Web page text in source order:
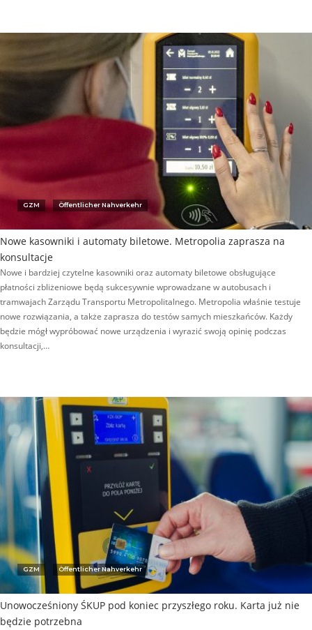
GZM Öffentlicher Nahverkehr
Nowe kasowniki i automaty biletowe. Metropolia zaprasza na
konsultacje
Nowe i bardziej czytelne kasowniki oraz automaty biletowe obsługujące
płatności zbliżeniowe będą sukcesywnie wprowadzane w autobusach i
tramwajach Zarządu Transportu Metropolitalnego. Metropolia właśnie testuje
nowe rozwiązania, a także zaprasza do testów samych mieszkańców. Każdy
będzie mógł wypróbować nowe urządzenia i wyrazić swoją opinię podczas
konsultacji,…
GZM Öffentlicher Nahverkehr
Unowocześniony ŚKUP pod koniec przyszłego roku. Karta już nie
będzie potrzebna